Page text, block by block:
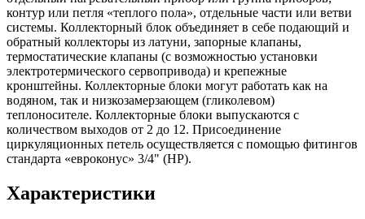
контур или петля «теплого пола», отдельные части или ветви
системы. Коллекторный блок объединяет в себе подающий и
обратный коллекторы из латуни, запорные клапаны,
термостатические клапаны (с возможностью установки
электротермического сервопривода) и крепежные
кронштейны. Коллекторные блоки могут работать как на
водяном, так и низкозамерзающем (гликолевом)
теплоносителе. Коллекторные блоки выпускаются с
количеством выходов от 2 до 12. Присоединение
циркуляционных петель осуществляется с помощью фитингов
стандарта «евроконус» 3/4" (НР).
Характеристики